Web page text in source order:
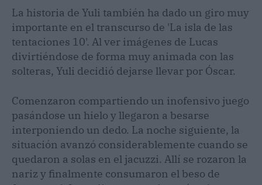
La historia de Yuli también ha dado un giro muy
importante en el transcurso de 'La isla de las
tentaciones 10'. Al ver imágenes de Lucas
divirtiéndose de forma muy animada con las
solteras, Yuli decidió dejarse llevar por Óscar.
Comenzaron compartiendo un inofensivo juego
pasándose un hielo y llegaron a besarse
interponiendo un dedo. La noche siguiente, la
situación avanzó considerablemente cuando se
quedaron a solas en el jacuzzi. Allí se rozaron la
nariz y finalmente consumaron el beso de